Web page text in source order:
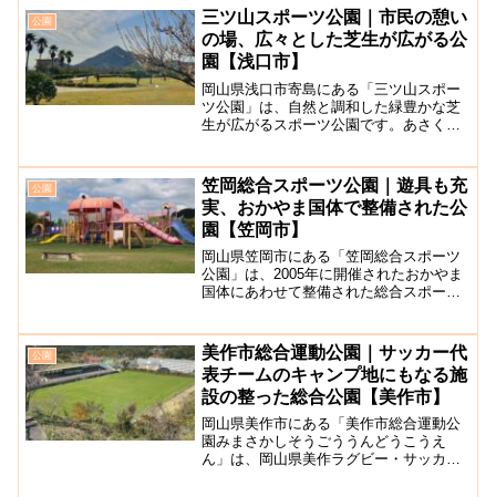
監修を受けて製作された7種8体の実物大
の恐竜が展示されてお...
公園
三ツ山スポーツ公園｜市民の憩い
の場、広々とした芝生が広がる公
園【浅口市】
岡山県浅口市寄島にある「三ツ山スポー
ツ公園」は、自然と調和した緑豊かな芝
生が広がるスポーツ公園です。あさくち
ルフ場、大型遊具のある子ども広場など
が整備されていて、小さな...
公園
笠岡総合スポーツ公園｜遊具も充
実、おかやま国体で整備された公
園【笠岡市】
岡山県笠岡市にある「笠岡総合スポーツ
公園」は、2005年に開催されたおかやま
国体にあわせて整備された総合スポーツ
装のトラックがある陸上競技場、子供が
大喜び間違いなしのカ...
公園
美作市総合運動公園｜サッカー代
表チームのキャンプ地にもなる施
設の整った総合公園【美作市】
岡山県美作市にある「美作市総合運動公
園みまさかしそうごううんどうこうえ
ん」は、岡山県美作ラグビー・サッカー